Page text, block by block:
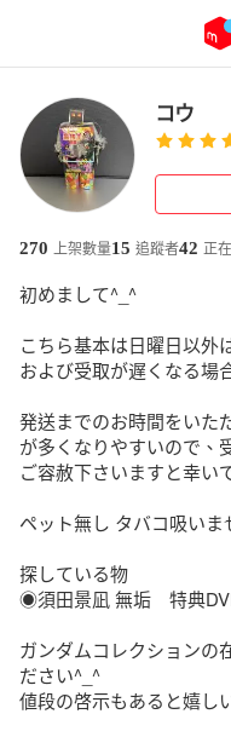
コウ
270 上架數量15 追蹤者42 正
初めまして^_^
こちら基本は日曜日以外
および受取が遅くなる場
発送までのお時間をいた
が多くなりやすいので、
ご容赦下さいますと幸い
ペット無し タバコ吸いま
探している物
◉須田景凪 無垢　特典
ガンダムコレクションの
ださい^_^
値段の啓示もあると嬉し